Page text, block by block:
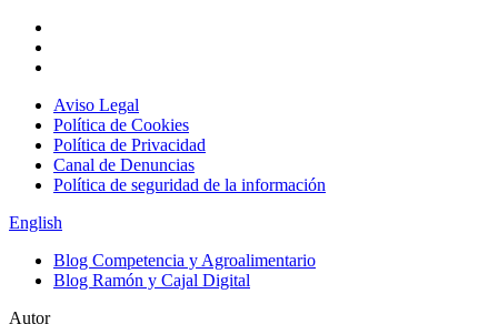
Aviso Legal
Política de Cookies
Política de Privacidad
Canal de Denuncias
Política de seguridad de la información
English
Blog Competencia y Agroalimentario
Blog Ramón y Cajal Digital
Autor